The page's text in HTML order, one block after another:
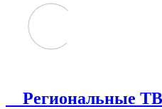
Региональные